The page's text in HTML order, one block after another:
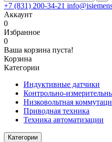
+7 (831) 200-34-21
Аккаунт
0
Избранное
0
Ваша корзина пуста!
Корзина
Категории
Индуктивные датчики
Контрольно-
Низковольтная
Приводная техника
Техника автоматизации
Категории